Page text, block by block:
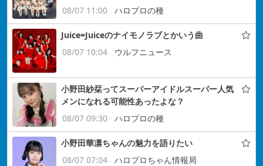
08/07 11:00
ハロプロの種
Juice=Juiceのナイモノラブとかいう曲
08/07 10:04
ウルフニュース
小野田紗栞ってスーパーアイドルスーパー人気
メンになれる可能性あったよな？
08/07 09:30
ハロプロの種
小野田華凛ちゃんの魅力を語りたい
08/07 07:04
ハロプロちゃん情報局